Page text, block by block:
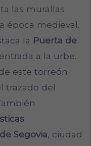
las murallas
época medieval.
la Puerta de
a la urbe.
este torreón
trazado del
Segovia, ciudad